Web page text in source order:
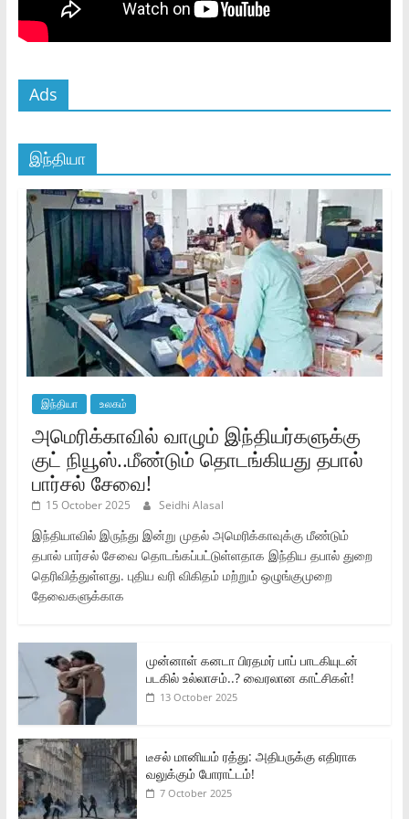
Ads
இந்தியா
இந்தியா உலகம்
அமெரிக்காவில் வாழும் இந்தியர்களுக்கு
குட் நியூஸ்..மீண்டும் தொடங்கியது தபால்
பார்சல் சேவை!
15 October 2025 Seidhi Alasal
இந்தியாவில் இருந்து இன்று முதல் அமெரிக்காவுக்கு மீண்டும்
தபால் பார்சல் சேவை தொடங்கப்பட்டுள்ளதாக இந்திய தபால் துறை
தெரிவித்துள்ளது. புதிய வரி விகிதம் மற்றும் ஒழுங்குமுறை
தேவைகளுக்காக
முன்னாள் கனடா பிரதமர் பாப் பாடகியுடன்
படகில் உல்லாசம்..? வைரலான காட்சிகள்!
13 October 2025
டீசல் மானியம் ரத்து: அதிபருக்கு எதிராக
வலுக்கும் போராட்டம்!
7 October 2025